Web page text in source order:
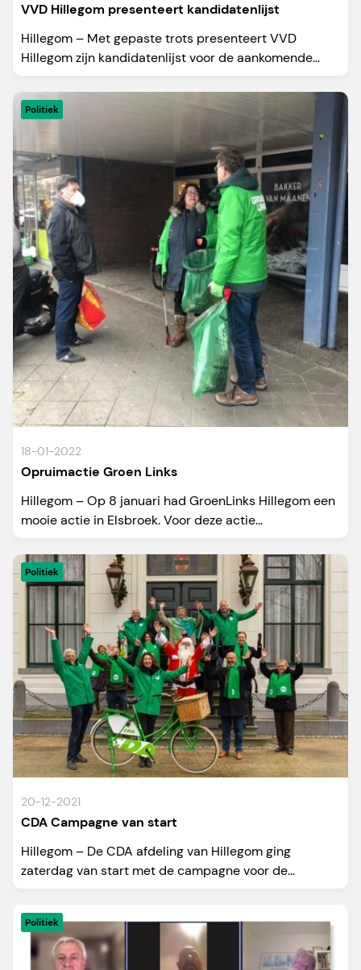
VVD Hillegom presenteert kandidatenlijst
Hillegom – Met gepaste trots presenteert VVD
Hillegom zijn kandidatenlijst voor de aankomende...
Politiek
18-01-2022
Opruimactie Groen Links
Hillegom – Op 8 januari had GroenLinks Hillegom een
mooie actie in Elsbroek. Voor deze actie...
Politiek
20-12-2021
CDA Campagne van start
Hillegom – De CDA afdeling van Hillegom ging
zaterdag van start met de campagne voor de...
Politiek